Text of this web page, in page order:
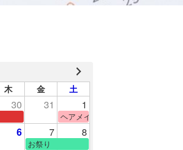
木 金 土
30 31 1
ヘアメイク体験
6 7 8
お祭り